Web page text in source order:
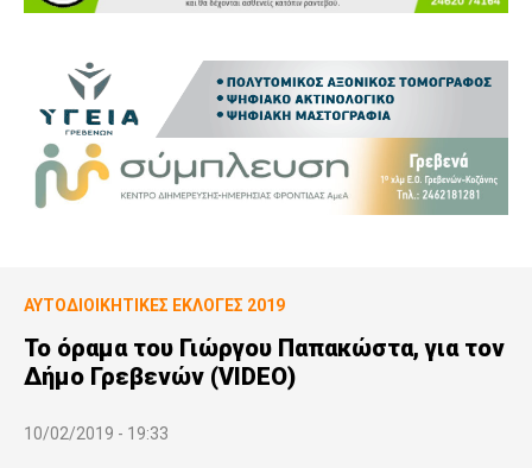
ΑΥΤΟΔΙΟΙΚΗΤΙΚΕΣ ΕΚΛΟΓΕΣ 2019
Το όραμα του Γιώργου Παπακώστα, για τον
Δήμο Γρεβενών (VIDEO)
10/02/2019 - 19:33